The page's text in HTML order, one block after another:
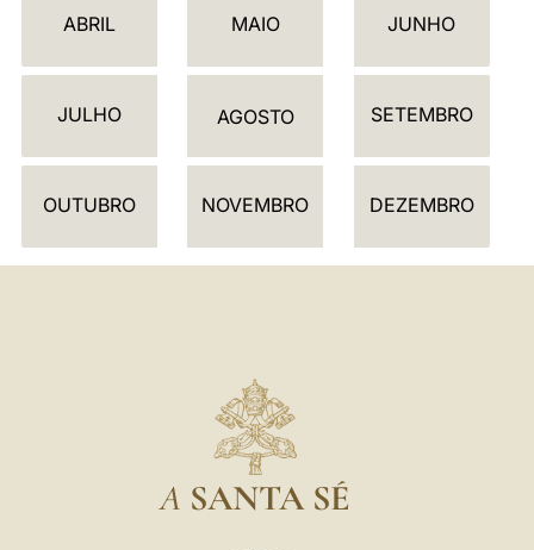
D
R
ABRIL MAIO JUNHO
JULHO AGOSTO SETEMBRO
OUTUBRO NOVEMBRO DEZEMBRO
A SANTA SÉ